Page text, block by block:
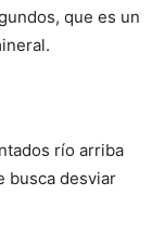
que es un
río arriba
busca desviar